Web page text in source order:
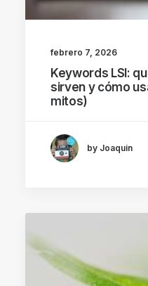
febrero 7, 2026
Keywords LSI:
sirven y cómo
mitos)
by Joaquin